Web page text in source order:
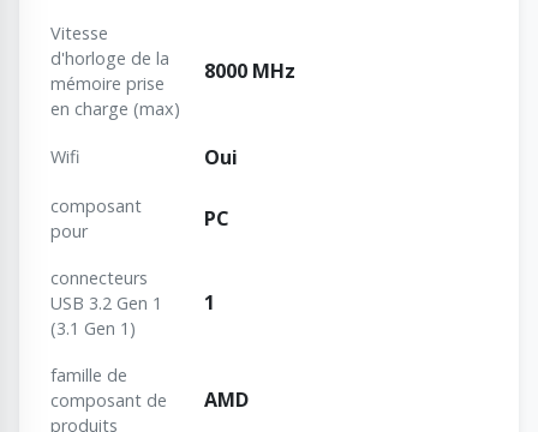
Vitesse
d'horloge de la
mémoire prise
en charge (max)
8000 MHz
Wifi Oui
composant
pour
PC
connecteurs
USB 3.2 Gen 1
(3.1 Gen 1)
1
famille de
composant de
produits
AMD